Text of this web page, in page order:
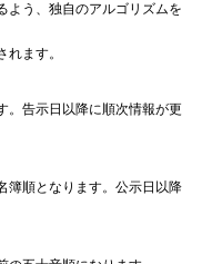
よう、独自のアルゴリズムを
ます。
。告示日以降に順次情報が更
簿順となります。公示日以降